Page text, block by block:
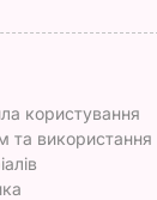
користування
та використання